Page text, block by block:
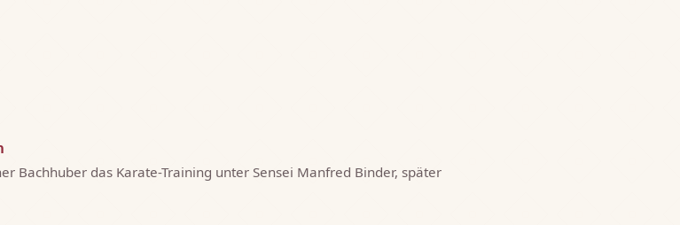
Bachhuber das Karate-Training unter Sensei Manfred Binder, später